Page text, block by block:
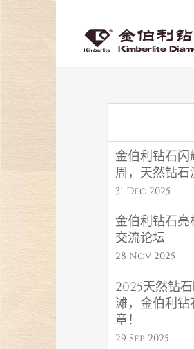
金伯利钻石
周，天然钻
31 Dec 2025
金伯利钻石
交流论坛
28 Nov 2025
2025天然钻
滩，金伯利
章！
29 Sep 2025